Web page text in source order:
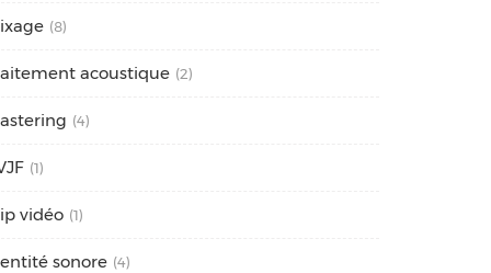
(8)
acoustique (2)
(4)
(1)
vidéo (1)
sonore (4)